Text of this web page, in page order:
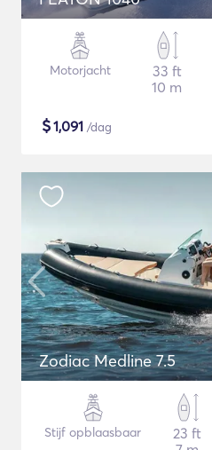
Motorjacht
33 ft
10 m
$1,091 /dag
Zodiac Medline 7.5
Stijf opblaasbaar
23 ft